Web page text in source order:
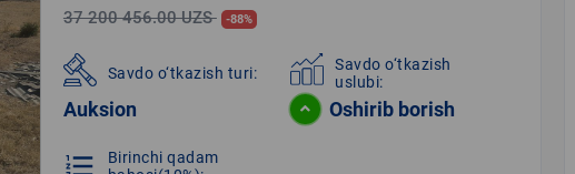
37 200 456.00 UZS -88%
Savdo o‘tkazish turi:
Auksion
Savdo o‘tkazish
uslubi:
Oshirib borish
format_list_numbered
Birinchi qadam